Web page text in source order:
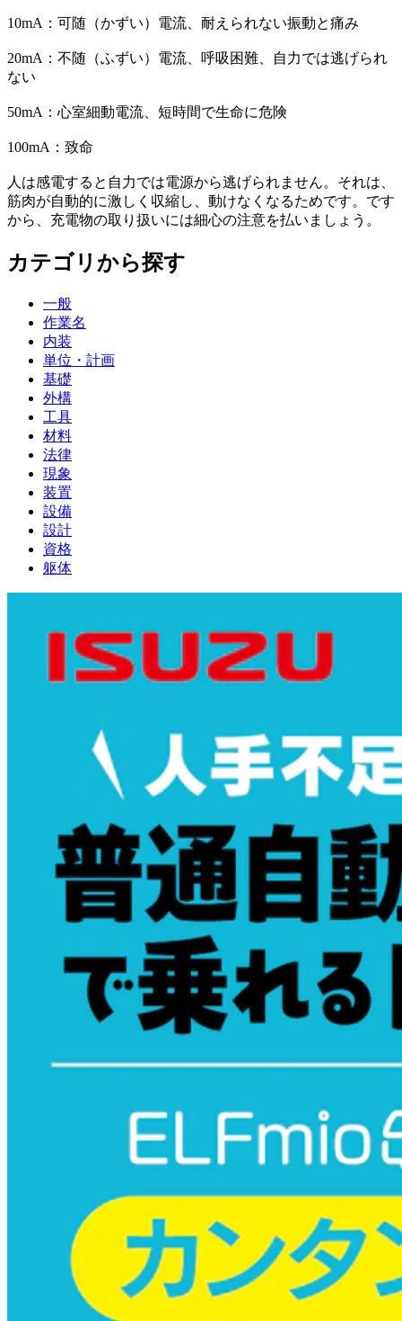
10mA：可随（かずい）電流、耐えられない振動と痛み
20mA：不随（ふずい）電流、呼吸困難、自力では逃げられ
ない
50mA：心室細動電流、短時間で生命に危険
100mA：致命
人は感電すると自力では電源から逃げられません。それは、
筋肉が自動的に激しく収縮し、動けなくなるためです。です
から、充電物の取り扱いには細心の注意を払いましょう。
カテゴリから探す
一般
作業名
内装
単位・計画
基礎
外構
工具
材料
法律
現象
装置
設備
設計
資格
躯体